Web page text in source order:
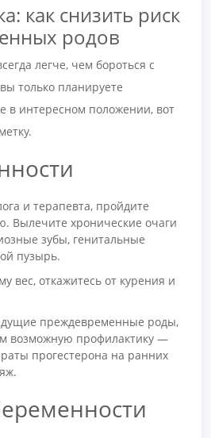
как снизить риск
родов
легче, чем бороться с
только планируете
в интересном положении, вот
и терапевта, пройдите
Вылечите хронические очаги
зубы, генитальные
пузырь.
вес, откажитесь от курения и
преждевременные роды,
возможную профилактику —
прогестерона на ранних